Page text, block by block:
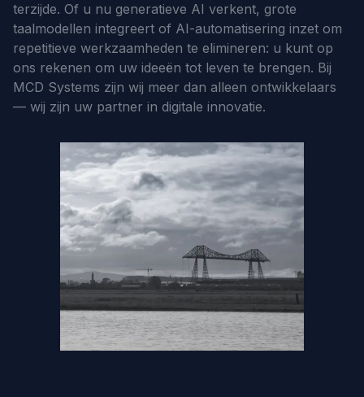
terzijde. Of u nu generatieve AI verkent, grote
taalmodellen integreert of AI-automatisering inzet om
repetitieve werkzaamheden te elimineren: u kunt op
ons rekenen om uw ideeën tot leven te brengen. Bij
MCD Systems zijn wij meer dan alleen ontwikkelaars
— wij zijn uw partner in digitale innovatie.